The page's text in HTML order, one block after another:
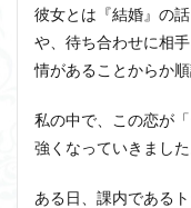
彼女とは『結婚』の
や、待ち合わせに相
情があることからか
私の中で、この恋が
強くなっていきました
ある日、課内である